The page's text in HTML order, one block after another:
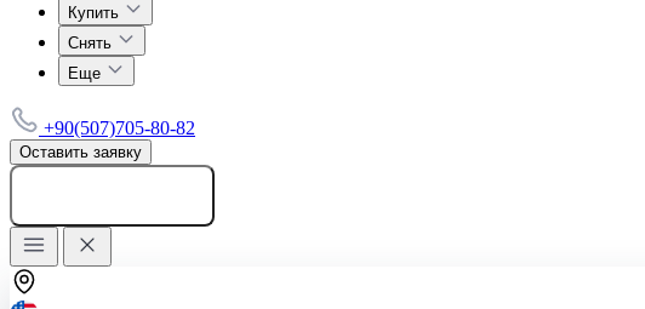
Купить
Снять
Еще
+90(507)705-80-82
Оставить заявку